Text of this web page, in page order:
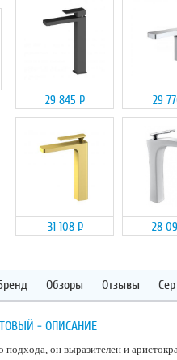
29 845 Р 29
31 108 Р 28
Обзоры Отзывы
- ОПИСАНИЕ
он выразителен и